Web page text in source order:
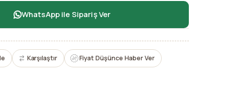
WhatsApp ile Sipariş Ver
Karşılaştır Fiyat Düşünce Haber Ver